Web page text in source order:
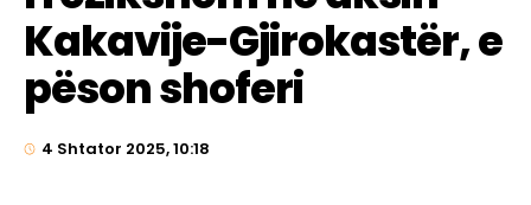
Kakavije-Gjirokastër, e
pëson shoferi
4 Shtator 2025, 10:18